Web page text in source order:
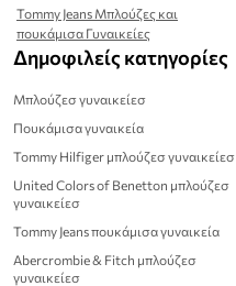
Tommy Jeans Μπλούζες και
πουκάμισα Γυναικείες
Δημοφιλείς κατηγορίες
Μπλούζεσ γυναικείεσ
Πουκάμισα γυναικεία
Tommy Hilfiger μπλούζεσ γυναικείεσ
United Colors of Benetton μπλούζεσ
γυναικείεσ
Tommy Jeans πουκάμισα γυναικεία
Abercrombie & Fitch μπλούζεσ
γυναικείεσ